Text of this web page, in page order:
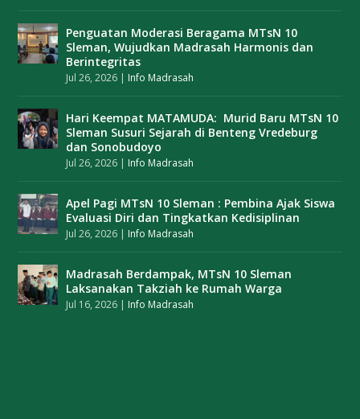
Penguatan Moderasi Beragama MTsN 10
Sleman, Wujudkan Madrasah Harmonis dan
Berintegritas
Jul 26, 2026 | Info Madrasah
Hari Keempat MATAMUDA: Murid Baru MTsN 10
Sleman Susuri Sejarah di Benteng Vredeburg
dan Sonobudoyo
Jul 26, 2026 | Info Madrasah
Apel Pagi MTsN 10 Sleman : Pembina Ajak Siswa
Evaluasi Diri dan Tingkatkan Kedisiplinan
Jul 26, 2026 | Info Madrasah
Madrasah Berdampak, MTsN 10 Sleman
Laksanakan Takziah ke Rumah Warga
Jul 16, 2026 | Info Madrasah